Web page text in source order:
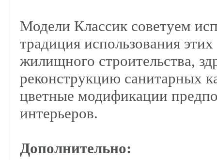
Модели Классик советуем
традиция использования
жилищного строительства,
реконструкцию санитарных
цветные модификации
интерьеров.
Дополнительно: